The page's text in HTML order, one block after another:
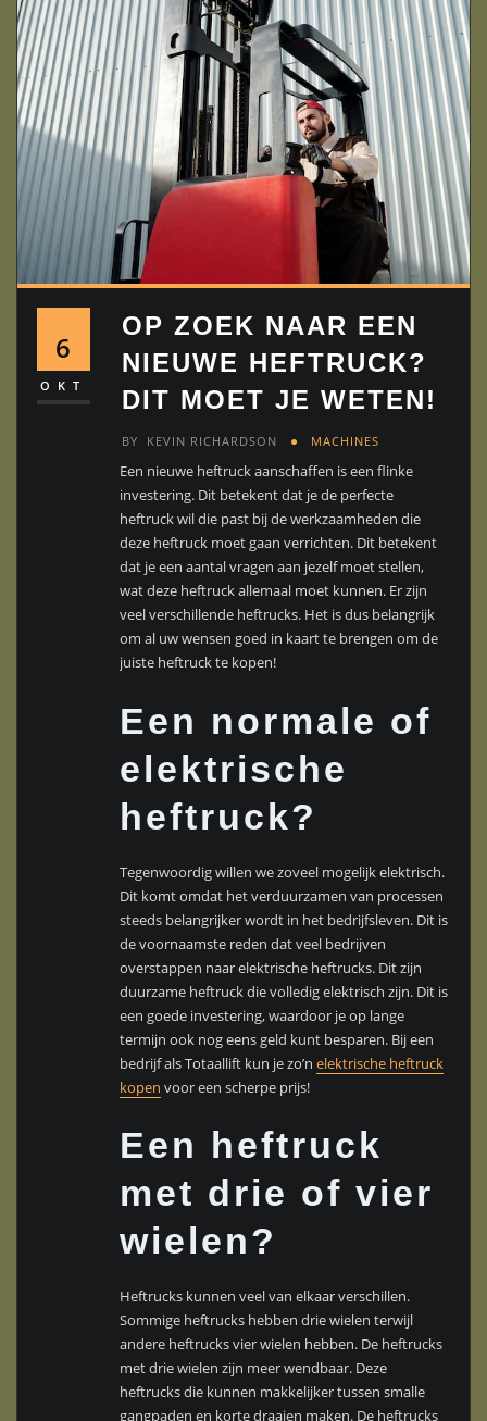
6
OKT
OP ZOEK NAAR EEN
NIEUWE HEFTRUCK?
DIT MOET JE WETEN!
BY KEVIN RICHARDSON MACHINES
Een nieuwe heftruck aanschaffen is een flinke
investering. Dit betekent dat je de perfecte
heftruck wil die past bij de werkzaamheden die
deze heftruck moet gaan verrichten. Dit betekent
dat je een aantal vragen aan jezelf moet stellen,
wat deze heftruck allemaal moet kunnen. Er zijn
veel verschillende heftrucks. Het is dus belangrijk
om al uw wensen goed in kaart te brengen om de
juiste heftruck te kopen!
Een normale of
elektrische
heftruck?
Tegenwoordig willen we zoveel mogelijk elektrisch.
Dit komt omdat het verduurzamen van processen
steeds belangrijker wordt in het bedrijfsleven. Dit is
de voornaamste reden dat veel bedrijven
overstappen naar elektrische heftrucks. Dit zijn
duurzame heftruck die volledig elektrisch zijn. Dit is
een goede investering, waardoor je op lange
termijn ook nog eens geld kunt besparen. Bij een
bedrijf als Totaallift kun je zo’nelektrische heftruck
kopen voor een scherpe prijs!
Een heftruck
met drie of vier
wielen?
Heftrucks kunnen veel van elkaar verschillen.
Sommige heftrucks hebben drie wielen terwijl
andere heftrucks vier wielen hebben. De heftrucks
met drie wielen zijn meer wendbaar. Deze
heftrucks die kunnen makkelijker tussen smalle
gangpaden en korte draaien maken. De heftrucks